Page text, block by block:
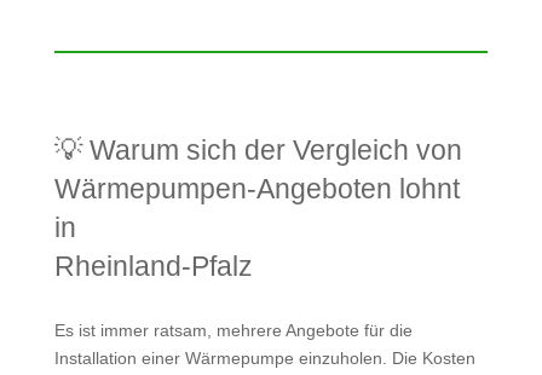
💡 Warum sich der Vergleich von
Wärmepumpen-Angeboten lohnt
in
Rheinland-Pfalz
Es ist immer ratsam, mehrere Angebote für die
Installation einer Wärmepumpe einzuholen. Die Kosten